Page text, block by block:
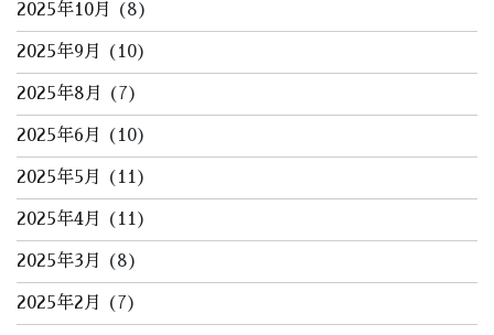
2025年10月 (8)
2025年9月 (10)
2025年8月 (7)
2025年6月 (10)
2025年5月 (11)
2025年4月 (11)
2025年3月 (8)
2025年2月 (7)